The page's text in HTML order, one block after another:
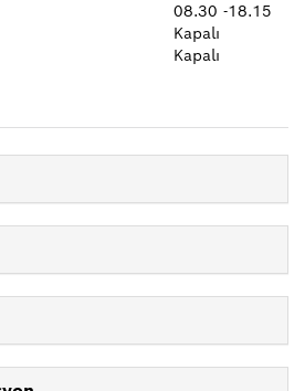
08.30 -18.15
Kapalı
Kapalı